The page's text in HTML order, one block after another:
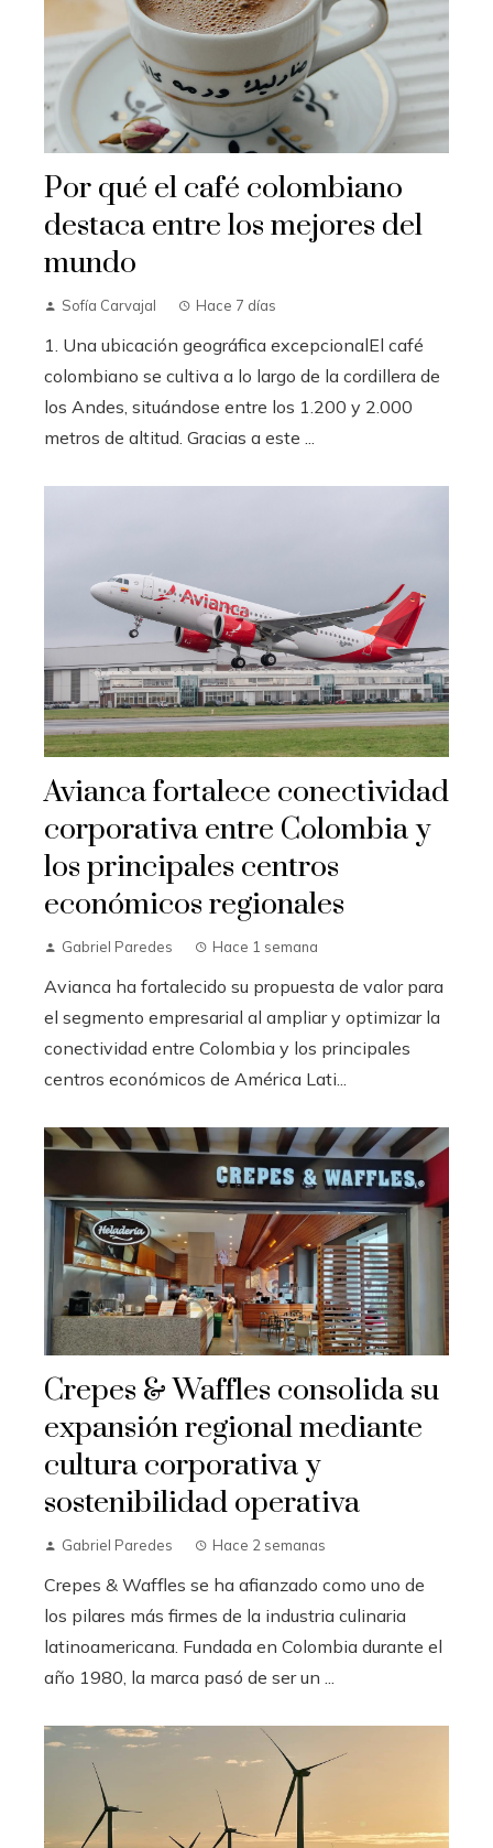
Por qué el café colombiano
destaca entre los mejores del
mundo
Sofía Carvajal Hace 7 días
1. Una ubicación geográfica excepcionalEl café
colombiano se cultiva a lo largo de la cordillera de
los Andes, situándose entre los 1.200 y 2.000
metros de altitud. Gracias a este ...
Avianca fortalece conectividad
corporativa entre Colombia y
los principales centros
económicos regionales
Gabriel Paredes Hace 1 semana
Avianca ha fortalecido su propuesta de valor para
el segmento empresarial al ampliar y optimizar la
conectividad entre Colombia y los principales
centros económicos de América Lati...
Crepes & Waffles consolida su
expansión regional mediante
cultura corporativa y
sostenibilidad operativa
Gabriel Paredes Hace 2 semanas
Crepes & Waffles se ha afianzado como uno de
los pilares más firmes de la industria culinaria
latinoamericana. Fundada en Colombia durante el
año 1980, la marca pasó de ser un ...